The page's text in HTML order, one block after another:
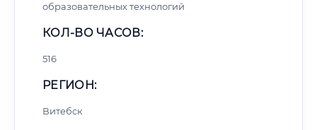
образовательных технологий
КОЛ-ВО ЧАСОВ:
516
РЕГИОН:
Витебск